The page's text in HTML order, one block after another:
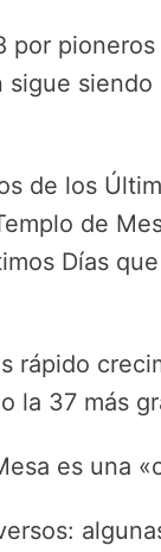
de los
de
Días
rápido
la 37 más
es una